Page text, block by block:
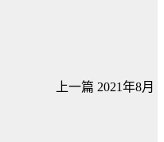
上一篇 2021年8月